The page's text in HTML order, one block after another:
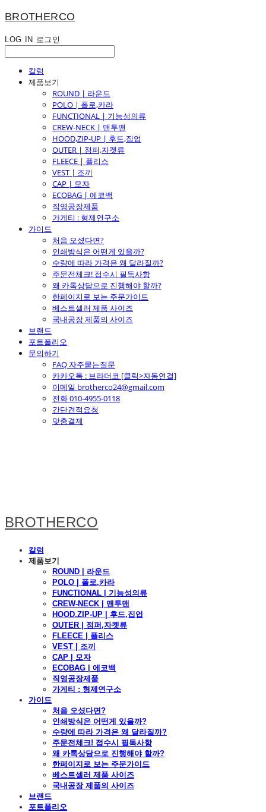
BROTHERCO
LOG IN 로그인
칼럼
제품보기
ROUND | 라운드
POLO | 폴로,카라
FUNCTIONAL | 기능성의류
CREW-NECK | 맨투맨
HOOD,ZIP-UP | 후드,집업
OUTER | 점퍼,자켓류
FLEECE | 플리스
VEST | 조끼
CAP | 모자
ECOBAG | 에코백
직영공장제품
가게티 : 형제연구소
가이드
처음 오셨다면?
인쇄방식은 어떤게 있을까?
수량에 따라 가격은 왜 달라질까?
주문전체크! 접수시 필독사항
왜 카톡상담으로 진행해야 할까?
한페이지로 보는 주문가이드
베스트셀러 제품 사이즈
국내공장 제품의 사이즈
브랜드
포트폴리오
문의하기
FAQ 자주묻는질문
카카오톡 : 브라더코 [클릭>자동연결]
이메일 brotherco24@gmail.com
전화 010-4955-0118
간단견적요청
맞춤결제
BROTHERCO
칼럼
제품보기
ROUND | 라운드
POLO | 폴로,카라
FUNCTIONAL | 기능성의류
CREW-NECK | 맨투맨
HOOD,ZIP-UP | 후드,집업
OUTER | 점퍼,자켓류
FLEECE | 플리스
VEST | 조끼
CAP | 모자
ECOBAG | 에코백
직영공장제품
가게티 : 형제연구소
가이드
처음 오셨다면?
인쇄방식은 어떤게 있을까?
수량에 따라 가격은 왜 달라질까?
주문전체크! 접수시 필독사항
왜 카톡상담으로 진행해야 할까?
한페이지로 보는 주문가이드
베스트셀러 제품 사이즈
국내공장 제품의 사이즈
브랜드
포트폴리오